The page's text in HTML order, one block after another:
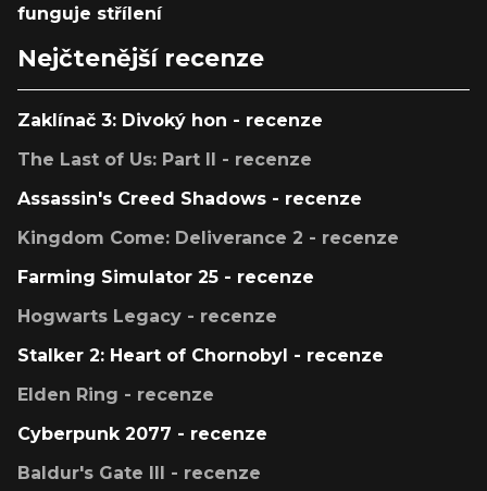
funguje střílení
Nejčtenější recenze
Zaklínač 3: Divoký hon - recenze
The Last of Us: Part II - recenze
Assassin's Creed Shadows - recenze
Kingdom Come: Deliverance 2 - recenze
Farming Simulator 25 - recenze
Hogwarts Legacy - recenze
Stalker 2: Heart of Chornobyl - recenze
Elden Ring - recenze
Cyberpunk 2077 - recenze
Baldur's Gate III - recenze